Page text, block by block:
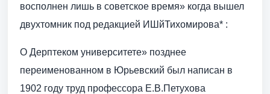
восполнен лишь в советское время» когда вышел
двухтомник под редакцией ИШйТихомирова* :
О Дерптеком университете» позднее
переименованном в Юрьевский был написан в
1902 году труд профессора Е.В.Петухова